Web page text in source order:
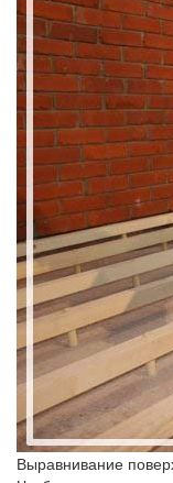
Выравнивание